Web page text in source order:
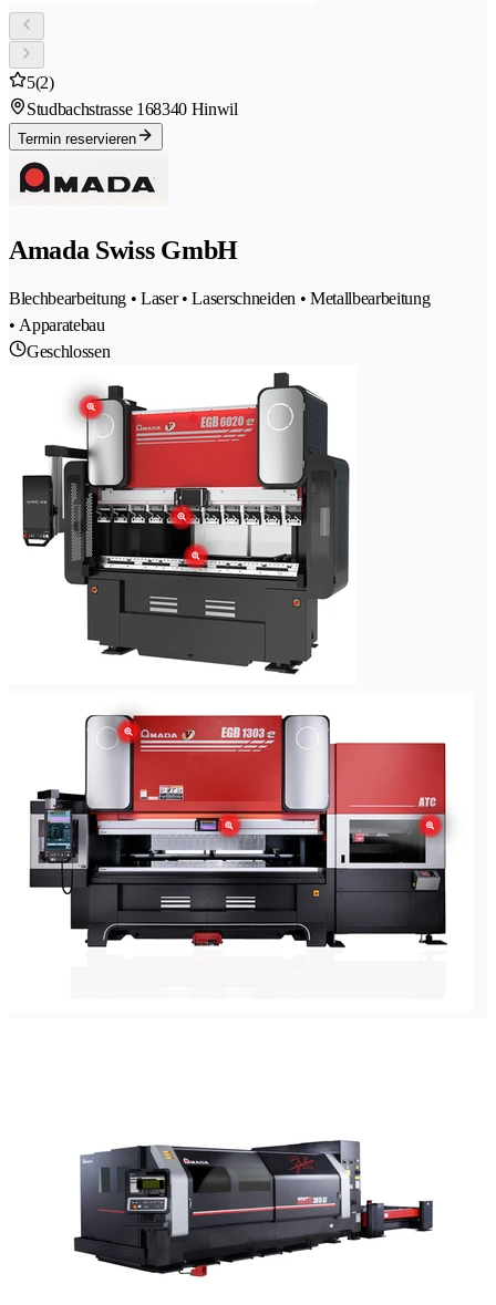
5(2)
Studbachstrasse 168340 Hinwil
Termin reservieren
Amada Swiss GmbH
Blechbearbeitung • Laser • Laserschneiden • Metallbearbeitung
• Apparatebau
Geschlossen